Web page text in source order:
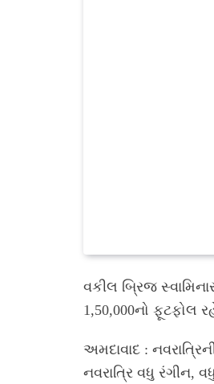
વકીલ બ્રિજ
1,50,000નો ફૂટફોલ
અમદાવાદ :
નવરાત્રિ વધુ